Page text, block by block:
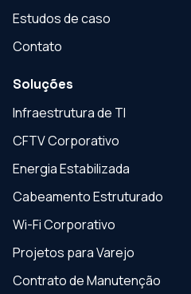
Estudos de caso
Contato
Soluções
Infraestrutura de TI
CFTV Corporativo
Energia Estabilizada
Cabeamento Estruturado
Wi-Fi Corporativo
Projetos para Varejo
Contrato de Manutenção